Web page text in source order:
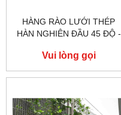
HÀNG RÀO LƯỚI THÉP
HÀN NGHIÊN ĐẦU 45 ĐỘ -
Vui lòng gọi